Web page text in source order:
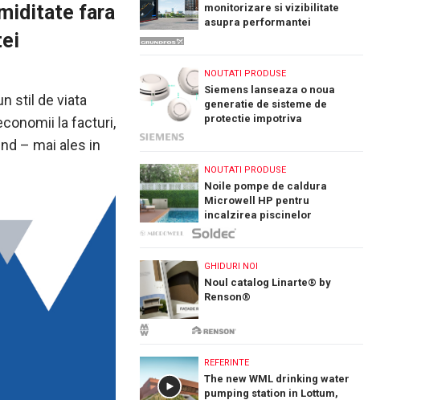
fara
stil de viata
la facturi,
– mai ales in
monitorizare si vizibilitate
asupra performantei
NOUTATI PRODUSE
Siemens lanseaza o noua
generatie de sisteme de
protectie impotriva
NOUTATI PRODUSE
Noile pompe de caldura
Microwell HP pentru
incalzirea piscinelor
GHIDURI NOI
Noul catalog Linarte® by
Renson®
REFERINTE
The new WML drinking water
pumping station in Lottum,